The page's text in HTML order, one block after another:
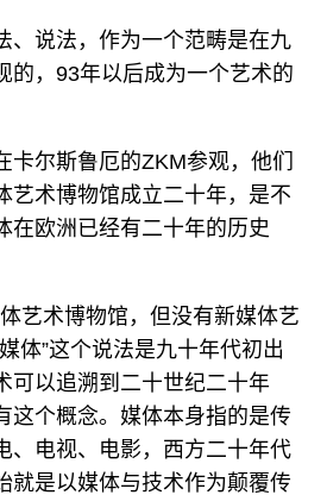
、说法，作为一个范畴是在九
的，93年以后成为一个艺术的
卡尔斯鲁厄的ZKM参观，他们
艺术博物馆成立二十年，是不
在欧洲已经有二十年的历史
艺术博物馆，但没有新媒体艺
体”这个说法是九十年代初出
可以追溯到二十世纪二十年
这个概念。媒体本身指的是传
、电视、电影，西方二十年代
就是以媒体与技术作为颠覆传